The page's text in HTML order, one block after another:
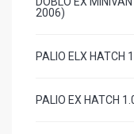
2006)
PALIO ELX HATCH
PALIO EX HATCH